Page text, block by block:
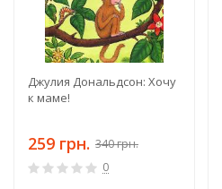
Джулия Дональдсон: Хочу
к маме!
259 грн. 340 грн.
0